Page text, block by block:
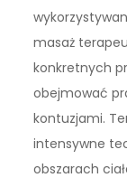
masaż
konkretnych
obejmować
kontuzjami.
intensywne
obszarach